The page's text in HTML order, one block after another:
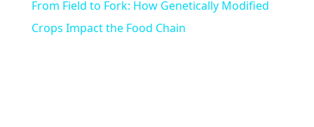
From Field to Fork: How Genetically Modified
Crops Impact the Food Chain